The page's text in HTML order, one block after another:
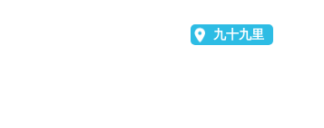
九十九里